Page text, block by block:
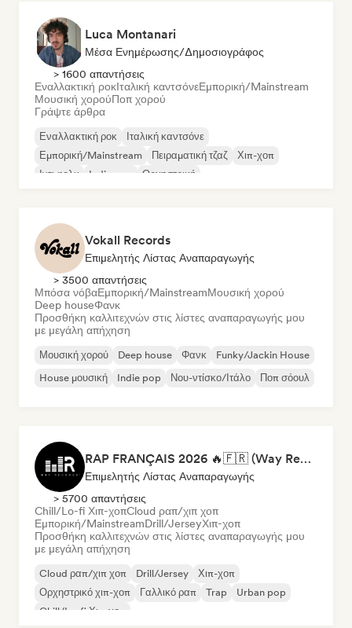
Luca Montanari
Μέσα Ενημέρωσης/Δημοσιογράφος
> 1600 απαντήσεις
Εναλλακτική ροκΙταλική καντσόνεΕμπορική/Mainstream
Μουσική χορούΠοπ χορού
Γράψτε άρθρα
Εναλλακτική ροκ
Ιταλική καντσόνε
Εμπορική/Mainstream
Πειραματική τζαζ
Χιπ-χοπ
Ιντι φολκ
Indie pop Ορχηστρική
Vokall Records
Επιμελητής Λίστας Αναπαραγωγής
> 3500 απαντήσεις
Μπόσα νόβαΕμπορική/MainstreamΜουσική χορού
Deep houseΦανκ
Προσθήκη καλλιτεχνών στις λίστες αναπαραγωγής μου
με μεγάλη απήχηση
Μουσική χορού Deep house Φανκ
Funky/Jackin House
House μουσική
Indie pop Νου-ντίσκο/Ιτάλο Ποπ σόουλ
RAP FRANÇAIS 2026 🔥🇫🇷 (Way Records)
Επιμελητής Λίστας Αναπαραγωγής
> 5700 απαντήσεις
Chill/Lo-fi Χιπ-χοπCloud ραπ/χιπ χοπ
Εμπορική/MainstreamDrill/JerseyΧιπ-χοπ
Προσθήκη καλλιτεχνών στις λίστες αναπαραγωγής μου
με μεγάλη απήχηση
Cloud ραπ/χιπ χοπ Drill/Jersey
Χιπ-χοπ
Ορχηστρικό χιπ-χοπ
Γαλλικό ραπ Trap
Urban pop
Chill/Lo-fi Χιπ-χοπ